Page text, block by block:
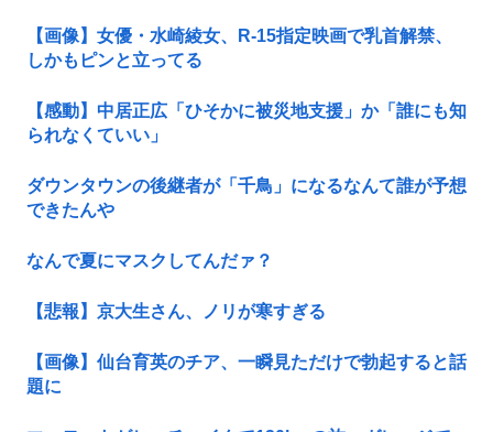
【画像】女優・水崎綾女、R-15指定映画で乳首解禁、
しかもピンと立ってる
【感動】中居正広「ひそかに被災地支援」か「誰にも知
られなくていい」
ダウンタウンの後継者が「千鳥」になるなんて誰が予想
できたんや
なんで夏にマスクしてんだァ？
【悲報】京大生さん、ノリが寒すぎる
【画像】仙台育英のチア、一瞬見ただけで勃起すると話
題に